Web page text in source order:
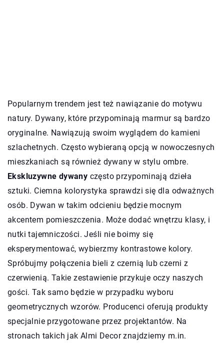
Popularnym trendem jest też nawiązanie do motywu
natury. Dywany, które przypominają marmur są bardzo
oryginalne. Nawiązują swoim wyglądem do kamieni
szlachetnych. Często wybieraną opcją w nowoczesnych
mieszkaniach są również dywany w stylu ombre.
Ekskluzywne dywany często przypominają dzieła
sztuki. Ciemna kolorystyka sprawdzi się dla odważnych
osób. Dywan w takim odcieniu będzie mocnym
akcentem pomieszczenia. Może dodać wnętrzu klasy, i
nutki tajemniczości. Jeśli nie boimy się
eksperymentować, wybierzmy kontrastowe kolory.
Spróbujmy połączenia bieli z czernią lub czerni z
czerwienią. Takie zestawienie przykuje oczy naszych
gości. Tak samo będzie w przypadku wyboru
geometrycznych wzorów. Producenci oferują produkty
specjalnie przygotowane przez projektantów. Na
stronach takich jak Almi Decor znajdziemy m.in.